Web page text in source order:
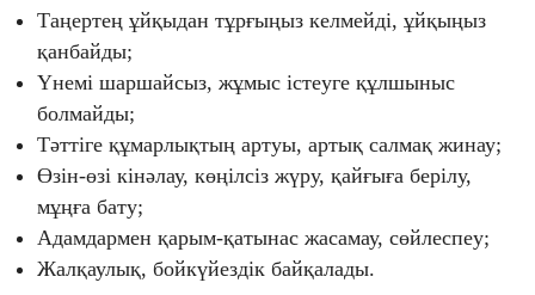
Таңертең ұйқыдан тұрғыңыз келмейді, ұйқыңыз
қанбайды;
Үнемі шаршайсыз, жұмыс істеуге құлшыныс
болмайды;
Тәттіге құмарлықтың артуы, артық салмақ жинау;
Өзін-өзі кінәлау, көңілсіз жүру, қайғыға берілу,
мұңға бату;
Адамдармен қарым-қатынас жасамау, сөйлеспеу;
Жалқаулық, бойкүйездік байқалады.